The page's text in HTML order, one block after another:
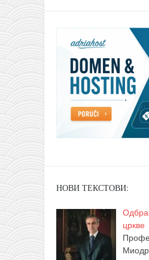
НОВИ ТЕКСТОВИ:
цркве